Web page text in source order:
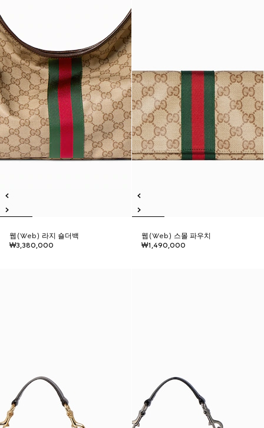
웹(Web) 라지 숄더백
₩3,380,000
웹(Web) 스몰 파우치
₩1,490,000